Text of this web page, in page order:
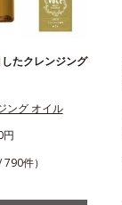
たクレンジング
ング オイル
円
790件）